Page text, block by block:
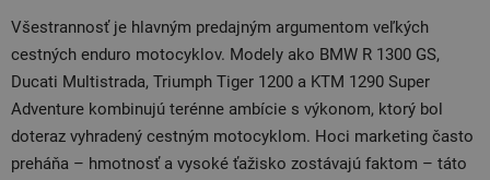
Všestrannosť je hlavným predajným argumentom veľkých
cestných enduro motocyklov. Modely ako BMW R 1300 GS,
Ducati Multistrada, Triumph Tiger 1200 a KTM 1290 Super
Adventure kombinujú terénne ambície s výkonom, ktorý bol
doteraz vyhradený cestným motocyklom. Hoci marketing často
preháňa – hmotnosť a vysoké ťažisko zostávajú faktom – táto